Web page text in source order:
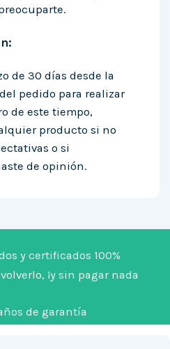
de 30 días desde la
pedido para realizar
de este tiempo,
producto si no
o si
de opinión.
y certificados 100%
¡y sin pagar nada
de garantía